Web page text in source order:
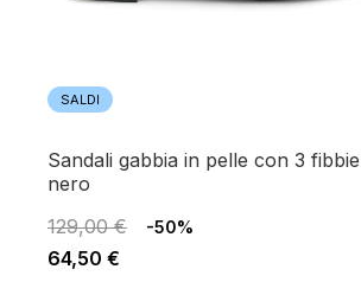
SALDI
sandali gabbia in pelle con 3 fibbie
nero
129,00 €
-50%
64,50 €